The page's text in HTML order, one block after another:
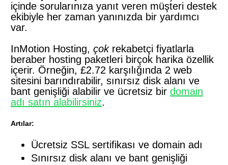
içinde sorularınıza yanıt veren müşteri destek
ekibiyle her zaman yanınızda bir yardımcı
var.
InMotion Hosting, çok rekabetçi fiyatlarla
beraber hosting paketleri birçok harika özellik
içerir. Örneğin, £2.72 karşılığında 2 web
sitesini barındırabilir, sınırsız disk alanı ve
bant genişliği alabilir ve ücretsiz bir domain
adı satın alabilirsiniz.
Artılar:
Ücretsiz SSL sertifikası ve domain adı
Sınırsız disk alanı ve bant genişliği